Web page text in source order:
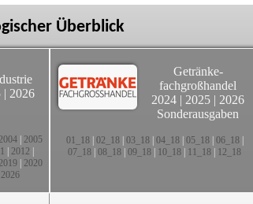
Überblick
| 2026
2005
2012
2020
2026
Getränke-
fachgroßhandel
2024 | 2025 | 2026
Sonderausgaben
01_18| 02_18| 03_18| 04_18| 05_18| 06_18|
07_18 08_18 09_18 10_18 11_18 12_18